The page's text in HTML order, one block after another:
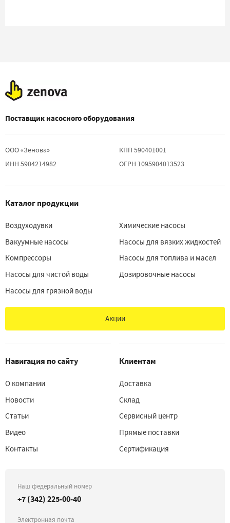
Поставщик насосного оборудования
ООО «Зенова»
ИНН 5904214982
КПП 590401001
ОГРН 1095904013523
Каталог продукции
Воздуходувки
Вакуумные насосы
Компрессоры
Насосы для чистой воды
Насосы для грязной воды
Химические насосы
Насосы для вязких жидкостей
Насосы для топлива и масел
Дозировочные насосы
Акции
Навигация по сайту
О компании
Новости
Статьи
Видео
Контакты
Клиентам
Доставка
Склад
Сервисный центр
Прямые поставки
Сертификация
Наш федеральный номер
+7 (342) 225-00-40
Электронная почта